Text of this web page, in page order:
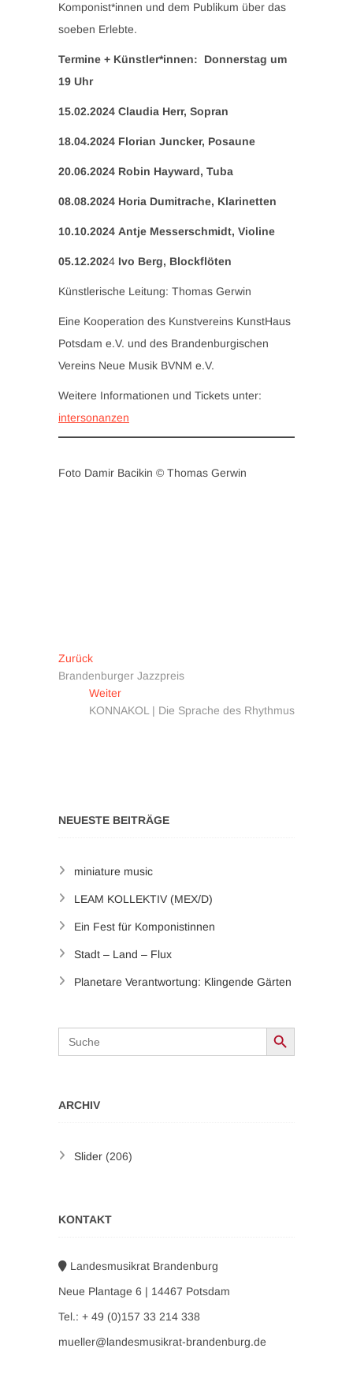
Komponist*innen und dem Publikum über das
soeben Erlebte.
Termine + Künstler*innen: Donnerstag um
19 Uhr
15.02.2024 Claudia Herr, Sopran
18.04.2024 Florian Juncker, Posaune
20.06.2024 Robin Hayward, Tuba
08.08.2024 Horia Dumitrache, Klarinetten
10.10.2024 Antje Messerschmidt, Violine
05.12.2024 Ivo Berg, Blockflöten
Künstlerische Leitung: Thomas Gerwin
Eine Kooperation des Kunstvereins KunstHaus
Potsdam e.V. und des Brandenburgischen
Vereins Neue Musik BVNM e.V.
Weitere Informationen und Tickets unter:
intersonanzen
Foto Damir Bacikin © Thomas Gerwin
Beitragsnavigation
ZurückVorheriger
Beitrag:
Brandenburger Jazzpreis
WeiterNächster
Beitrag:
KONNAKOL | Die Sprache des Rhythmus
NEUESTE BEITRÄGE
miniature music
LEAM KOLLEKTIV (MEX/D)
Ein Fest für Komponistinnen
Stadt – Land – Flux
Planetare Verantwortung: Klingende Gärten
Search
for:
Search Button
ARCHIV
Slider (206)
KONTAKT
Landesmusikrat Brandenburg
Neue Plantage 6 | 14467 Potsdam
Tel.: + 49 (0)157 33 214 338
mueller@landesmusikrat-brandenburg.de